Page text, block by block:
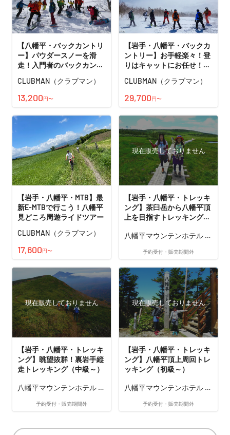
【八幡平・バックカントリ
ー】パウダースノーを滑
走！入門者のバックカント
CLUBMAN（クラブマン）
13,200円〜
【岩手・八幡平・バックカ
ントリー】お手軽楽々！登
りはキャットにお任せ！ス
キャット&ライドパウダー
ツアー
CLUBMAN（クラブマン）
29,700円〜
【岩手・八幡平・MTB】最
新E-MTBで行こう！八幡平
見どころ周遊ライドツアー
CLUBMAN（クラブマン）
17,600円〜
現在販売しておりません
【岩手・八幡平・トレッキ
ング】茶臼岳から八幡平頂
上を目指すトレッキング
八幡平マウンテンホテル 自
予約受付・販売期間外
現在販売しておりません
【岩手・八幡平・トレッキ
ング】眺望抜群！裏岩手縦
走トレッキング（中級～）
八幡平マウンテンホテル 自
予約受付・販売期間外
現在販売しておりません
【岩手・八幡平・トレッキ
ング】八幡平頂上周回トレ
ッキング（初級～）
八幡平マウンテンホテル 自
予約受付・販売期間外